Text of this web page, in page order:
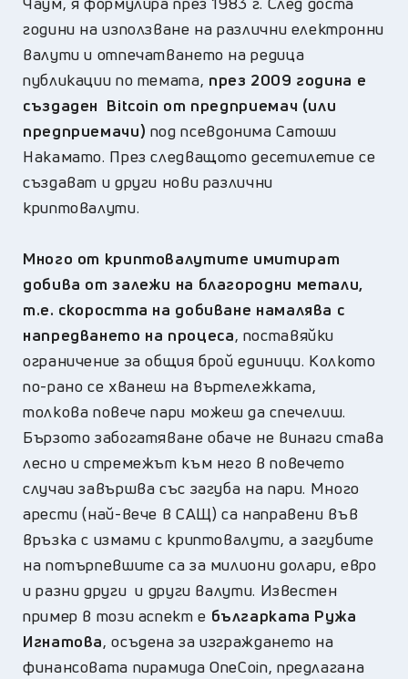
години на използване на различни електронни
валути и отпечатването на редица
публикации по темата, през 2009 година е
създаден Bitcoin от предприемач (или
предприемачи) под псевдонима Сатоши
Накамато. През следващото десетилетие се
създават и други нови различни
криптовалути.
Много от криптовалутите имитират
добива от залежи на благородни метали,
т.е. скоростта на добиване намалява с
напредването на процеса, поставяйки
ограничение за общия брой единици. Колкото
по-рано се хванеш на въртележката,
толкова повече пари можеш да спечелиш.
Бързото забогатяване обаче не винаги става
лесно и стремежът към него в повечето
случаи завършва със загуба на пари. Много
арести (най-вече в САЩ) са направени във
връзка с измами с криптовалути, а загубите
на потърпевшите са за милиони долари, евро
и разни други и други валути. Известен
пример в този аспект е българката Ружа
Игнатова, осъдена за изграждането на
финансовата пирамида OneCoin, предлагана